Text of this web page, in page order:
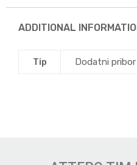
ADDITIONAL
Tip Dodatni pribor